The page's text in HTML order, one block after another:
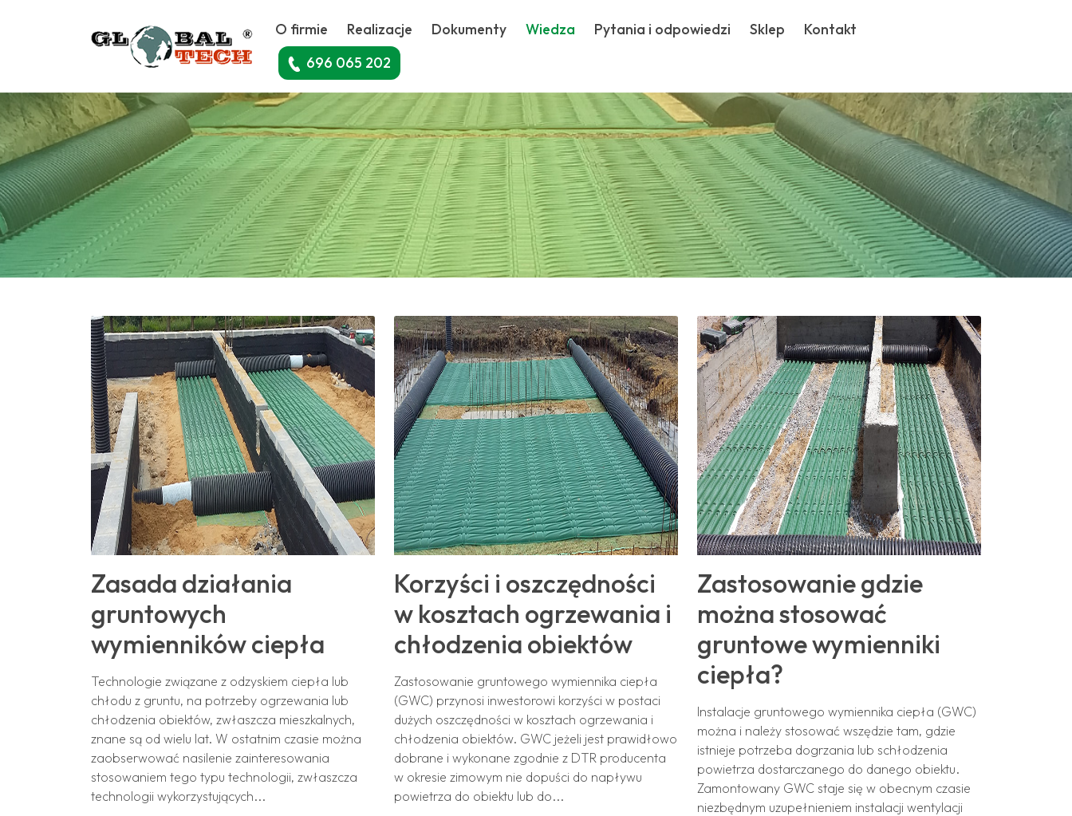
O firmie Realizacje Dokumenty Wiedza Pytania i odpowiedzi Sklep
Kontakt
696 065 202
Zasada działania
gruntowych
wymienników ciepła
Technologie związane z odzyskiem ciepła lub
chłodu z gruntu, na potrzeby ogrzewania lub
chłodzenia obiektów, zwłaszcza mieszkalnych,
znane są od wielu lat. W ostatnim czasie można
zaobserwować nasilenie zainteresowania
stosowaniem tego typu technologii, zwłaszcza
technologii wykorzystujących...
Korzyści i oszczędności
w kosztach ogrzewania i
chłodzenia obiektów
Zastosowanie gruntowego wymiennika ciepła
(GWC) przynosi inwestorowi korzyści w postaci
dużych oszczędności w kosztach ogrzewania i
chłodzenia obiektów. GWC jeżeli jest prawidłowo
dobrane i wykonane zgodnie z DTR producenta
w okresie zimowym nie dopuści do napływu
powietrza do obiektu lub do...
Zastosowanie gdzie
można stosować
gruntowe wymienniki
ciepła?
Instalacje gruntowego wymiennika ciepła (GWC)
można i należy stosować wszędzie tam, gdzie
istnieje potrzeba dogrzania lub schłodzenia
powietrza dostarczanego do danego obiektu.
Zamontowany GWC staje się w obecnym czasie
niezbędnym uzupełnieniem instalacji wentylacji